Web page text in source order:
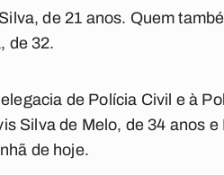
de 21 anos. Quem
de 32.
de Polícia Civil e à
Silva de Melo, de 34 anos
de hoje.